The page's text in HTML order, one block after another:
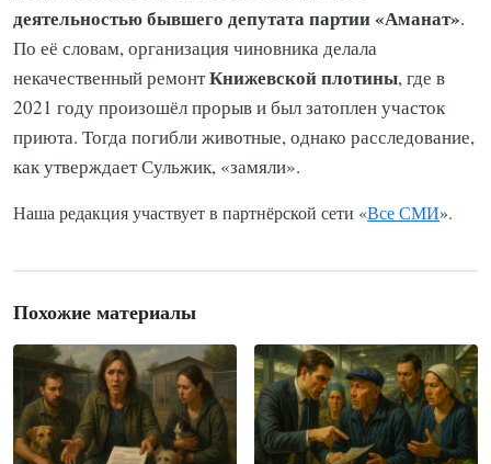
деятельностью бывшего депутата партии «Аманат».
По её словам, организация чиновника делала
некачественный ремонтКнижевской плотины, где в
2021 году произошёл прорыв и был затоплен участок
приюта. Тогда погибли животные, однако расследование,
как утверждает Сульжик, «замяли».
Наша редакция участвует в партнёрской сети «Все СМИ».
Похожие материалы